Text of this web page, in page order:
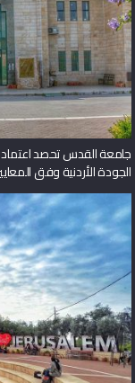
جامعة القدس تحصد
الجودة الأردنية وفق